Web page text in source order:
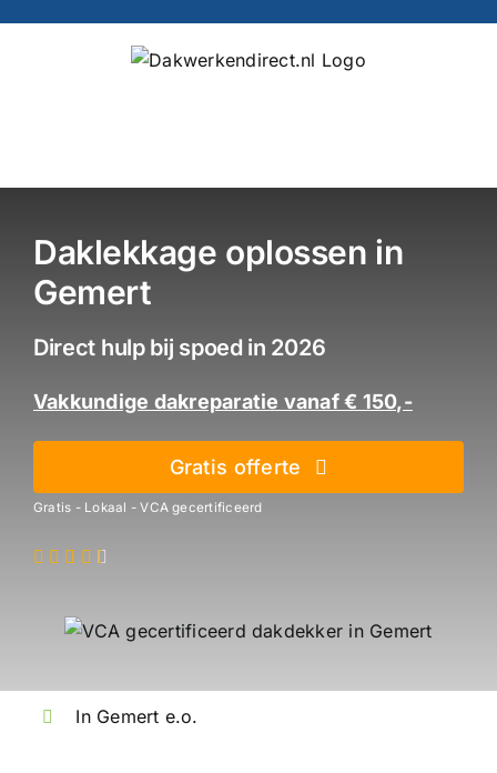
Daklekkage oplossen in
Gemert
Direct hulp bij spoed in 2026
Vakkundige dakreparatie vanaf € 150,-
Gratis offerte
Gratis - Lokaal - VCA gecertificeerd
In Gemert e.o.